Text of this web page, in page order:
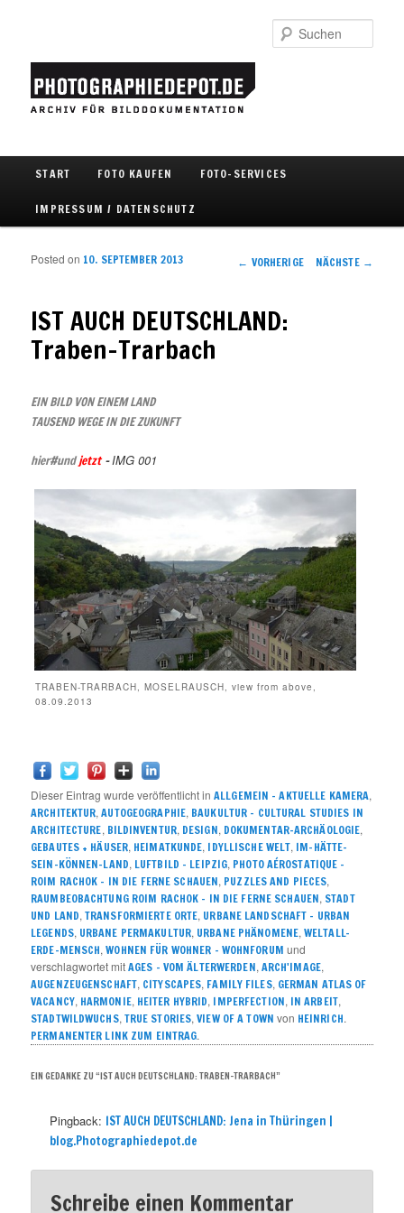
Zum Inhalt wechseln
Zum sekundären Inhalt wechseln
START FOTO KAUFEN FOTO-SERVICES
IMPRESSUM / DATENSCHUTZ
Artikelnavigation
← VORHERIGE NÄCHSTE →
IST AUCH DEUTSCHLAND:
Traben-Trarbach
Posted on 10. SEPTEMBER 2013
EIN BILD VON EINEM LAND
TAUSEND WEGE IN DIE ZUKUNFT
hier#undjetzt –IMG 001
TRABEN-TRARBACH, MOSELRAUSCH, view from above,
08.09.2013
Dieser Eintrag wurde veröffentlicht inALLGEMEIN – AKTUELLE KAMERA,
ARCHITEKTUR,AUTOGEOGRAPHIE, BAUKULTUR – CULTURAL STUDIES IN
ARCHITECTURE, BILDINVENTUR, DESIGN, DOKUMENTAR-ARCHÄOLOGIE,
GEBAUTES + HÄUSER, HEIMATKUNDE, IDYLLISCHE WELT, IM-HÄTTE-
SEIN-KÖNNEN-LAND, LUFTBILD - LEIPZIG, PHOTO AÉROSTATIQUE –
ROIM RACHOK – IN DIE FERNE SCHAUEN, PUZZLES AND PIECES,
RAUMBEOBACHTUNG ROIM RACHOK – IN DIE FERNE SCHAUEN, STADT
UND LAND,TRANSFORMIERTE ORTE, URBANE LANDSCHAFT – URBAN
LEGENDS, URBANE PERMAKULTUR, URBANE PHÄNOMENE, WELTALL-
ERDE-MENSCH,WOHNEN FÜR WOHNER – WOHNFORUM und
verschlagwortet mitAGES - VOM ÄLTERWERDEN, ARCH'IMAGE,
AUGENZEUGENSCHAFT, CITYSCAPES, FAMILY FILES, GERMAN ATLAS OF
VACANCY, HARMONIE, HEITER HYBRID, IMPERFECTION, IN ARBEIT,
STADTWILDWUCHS, TRUE STORIES,VIEW OF A TOWN von HEINRICH.
PERMANENTER LINK ZUM EINTRAG.
EIN GEDANKE ZU “IST AUCH DEUTSCHLAND: TRABEN-TRARBACH”
Pingback: IST AUCH DEUTSCHLAND: Jena in Thüringen |
blog.Photographiedepot.de
Schreibe einen Kommentar